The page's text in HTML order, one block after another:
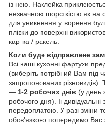
із нею. Наклейка
незначною шорсткістю як на
для уникнення утворення
плівки до поверхні
картка / ракель.
Коли буде відправлене
Всі наші кухонні фартухи
(виберіть потрібний Вам
запропонованих
— 1-2 робочих днів (у день
робочого дня).
передоплатою. У разі зміни
обов'язково попередимо Вас